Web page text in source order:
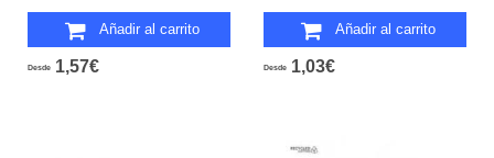
Añadir al carrito
Desde 1,57€
Añadir al carrito
Desde 1,03€